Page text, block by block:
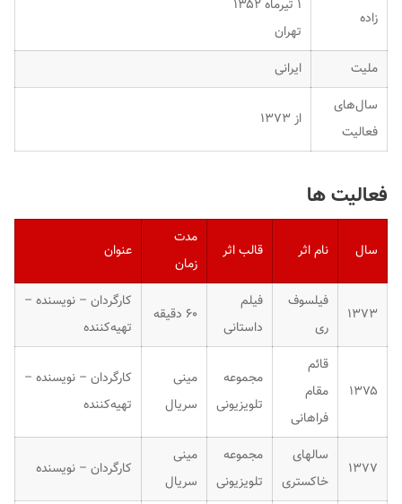
زاده
۱ تیرماه ۱۳۵۲
تهران
ملیت
ایرانی
سال‌های
فعالیت
از ۱۳۷۳
فعالیت ها
سال نام اثر قالب اثر
مدت
زمان
عنوان
۱۳۷۳
فیلسوف
ری
فیلم
داستانی
۶۰ دقیقه
کارگردان – نویسنده –
تهیه‌کننده
۱۳۷۵
قائم
مقام
فراهانی
مجموعه
تلویزیونی
مینی
سریال
کارگردان – نویسنده –
تهیه‌کننده
۱۳۷۷
سالهای
خاکستری
مجموعه
تلویزیونی
مینی
سریال
کارگردان – نویسنده